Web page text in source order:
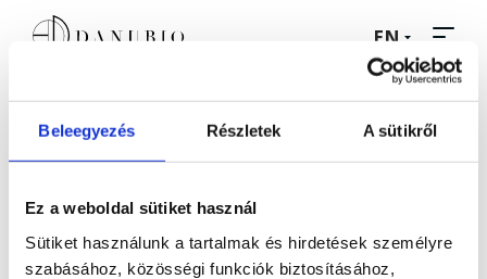
Beleegyezés Részletek A sütikről
Ez a weboldal sütiket használ
Sütiket használunk a tartalmak és hirdetések személyre
szabásához, közösségi funkciók biztosításához,
EN
Az oldal eléréséhez kattints az alábbi gombra: